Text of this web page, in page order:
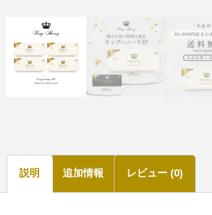
説明 追加情報 レビュー (0)